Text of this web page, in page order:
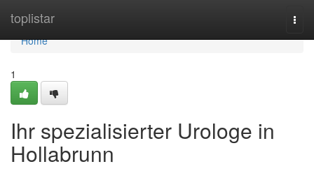
toplistar
Home
Home
1
Ihr spezialisierter Urologe in
Hollabrunn